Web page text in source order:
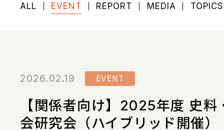
ALL EVENT REPORT MEDIA TOPICS
2026.02.19 EVENT
【関係者向け】2025年度 史料
会研究会（ハイブリッド開催）